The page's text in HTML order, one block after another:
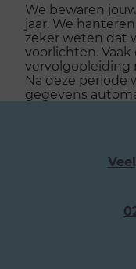
We bewaren
jaar. We
zeker weten dat
voorlichten.
vervolgopleiding
Na deze periode
gegevens